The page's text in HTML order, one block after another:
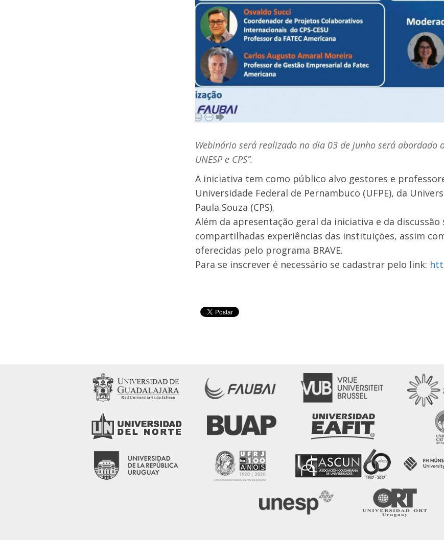
Webinário será realizado no dia 03 de junho será abordado
UNESP e CPS”.
A iniciativa tem como público alvo gestores e
Universidade Federal de Pernambuco (UFPE), da
Paula Souza (CPS).
Além da apresentação geral da iniciativa e da
compartilhadas experiências das instituições, assim
oferecidas pelo programa BRAVE.
Para se inscrever é necessário se cadastrar pelo link: